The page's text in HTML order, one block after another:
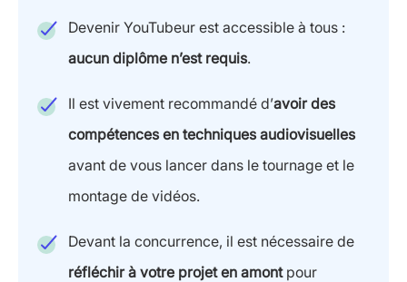
Devenir YouTubeur est accessible à tous :
aucun diplôme n’est requis.
Il est vivement recommandé d’avoir des
compétences en techniques audiovisuelles
avant de vous lancer dans le tournage et le
montage de vidéos.
Devant la concurrence, il est nécessaire de
réfléchir à votre projet en amontpour